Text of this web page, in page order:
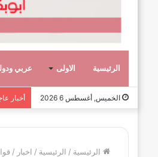
الرئيسية الاولى عربي
الخميس, أغسطس 6 2026 أخبار
الرئيسية / الرئيسية / اخبار /